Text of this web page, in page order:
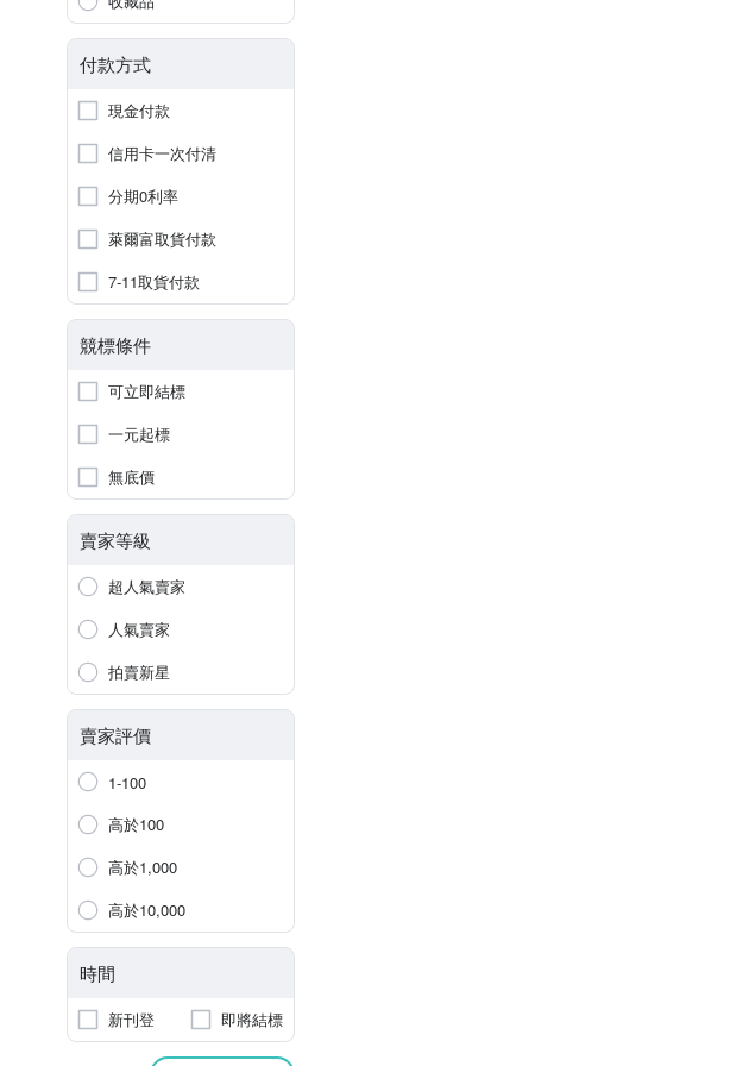
付款方式
現金付款
信用卡一次付清
分期0利率
萊爾富取貨付款
7-11取貨付款
競標條件
可立即結標
一元起標
無底價
賣家等級
超人氣賣家
人氣賣家
拍賣新星
賣家評價
1-100
高於100
高於1,000
高於10,000
時間
新刊登 即將結標